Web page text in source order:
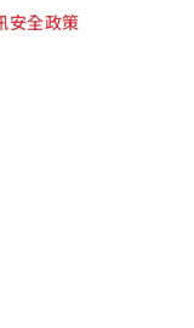
安全政策